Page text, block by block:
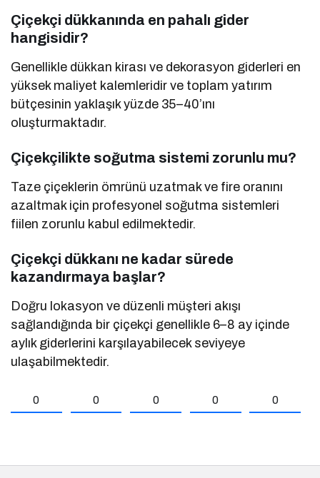
Çiçekçi dükkanında en pahalı gider
hangisidir?
Genellikle dükkan kirası ve dekorasyon giderleri en
yüksek maliyet kalemleridir ve toplam yatırım
bütçesinin yaklaşık yüzde 35–40’ını
oluşturmaktadır.
Çiçekçilikte soğutma sistemi zorunlu mu?
Taze çiçeklerin ömrünü uzatmak ve fire oranını
azaltmak için profesyonel soğutma sistemleri
fiilen zorunlu kabul edilmektedir.
Çiçekçi dükkanı ne kadar sürede
kazandırmaya başlar?
Doğru lokasyon ve düzenli müşteri akışı
sağlandığında bir çiçekçi genellikle 6–8 ay içinde
aylık giderlerini karşılayabilecek seviyeye
ulaşabilmektedir.
0 0 0 0 0